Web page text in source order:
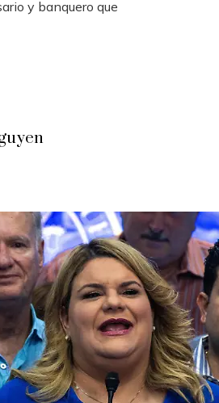
y banquero que